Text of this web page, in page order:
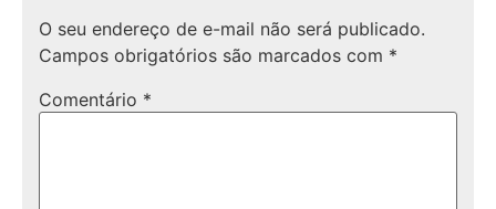
O seu endereço de e-mail não será publicado.
Campos obrigatórios são marcados com *
Comentário *